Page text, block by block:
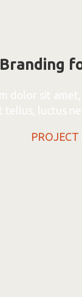
Branding